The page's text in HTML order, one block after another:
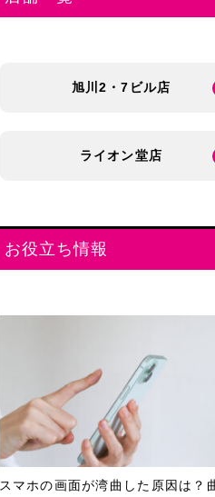
旭川2・7ビル店
ライオン堂店
お役立ち情報
スマホの画面が湾曲した原因は？